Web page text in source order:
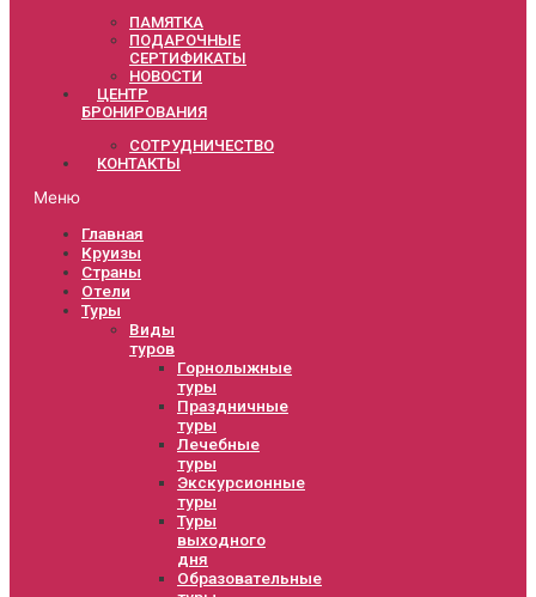
ПАМЯТКА
ПОДАРОЧНЫЕ
СЕРТИФИКАТЫ
НОВОСТИ
ЦЕНТР
БРОНИРОВАНИЯ
СОТРУДНИЧЕСТВО
КОНТАКТЫ
Меню
Главная
Круизы
Страны
Отели
Туры
Виды
туров
Горнолыжные
туры
Праздничные
туры
Лечебные
туры
Экскурсионные
туры
Туры
выходного
дня
Образовательные